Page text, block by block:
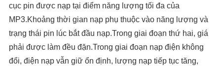
cục pin được nạp tại điểm năng lượng tối đa của
MP3.Khoảng thời gian nạp phụ thuộc vào năng lượng và
trạng thái pin lúc bắt đầu nạp.Trong giai đoạn thứ hai, giá
phải được làm đều đặn.Trong giai đoạn nạp điện không
đổi, điện nạp vẫn giữ ổn định, lượng nạp tiếp tục tăng,